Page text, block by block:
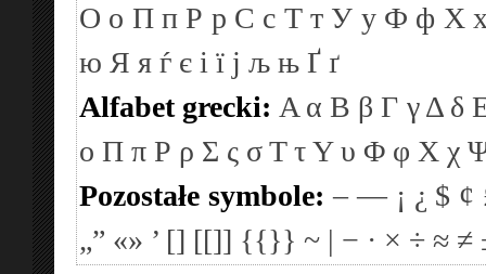
О о П п Р р С с Т т У у Ф ф Х
ю Я я ѓ є і ї ј љ њ Ґ ґ
Alfabet grecki: Α α Β β Γ γ Δ δ
ο Π π Ρ ρ Σ ς σΤ τΥ υ Φ φ Χ χ
Pozostałe symbole: – — ¡ ¿ $ ¢
„” «» ’ [] [[]] {{}} ~ | − · × ÷ ≈ ≠